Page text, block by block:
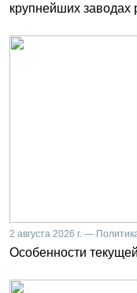
крупнейших заводах
2 августа 2026 г. —
Особенности